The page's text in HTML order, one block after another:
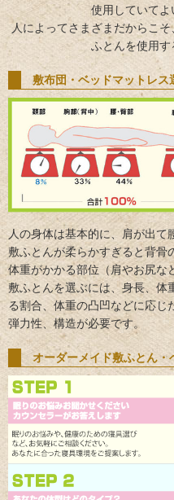
使用していてよ
人によってさまざまだからこ
ふとんを使用
敷布団・ベッドマットレス
人の身体は基本的に、肩が出て
敷ふとんが柔らかすぎると背骨
体重がかかる部位（肩やお尻な
敷ふとんを選ぶには、身長、体
る割合、体重の凸凹などに応じ
弾力性、構造が必要です。
オーダーメイド敷ふとん